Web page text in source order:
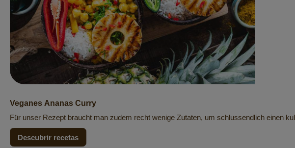
Veganes Ananas Curry
Für unser Rezept braucht man zudem recht wenige Zutaten, um schlussendlich einen
Descubrir recetas